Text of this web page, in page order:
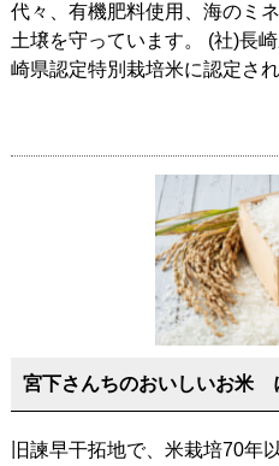
代々、有機肥料使用、海のミ
土壌を守っています。 (社)長
崎県認定特別栽培米に認定さ
宮下さんちのおいしいお米
旧諫早干拓地で、米栽培70年